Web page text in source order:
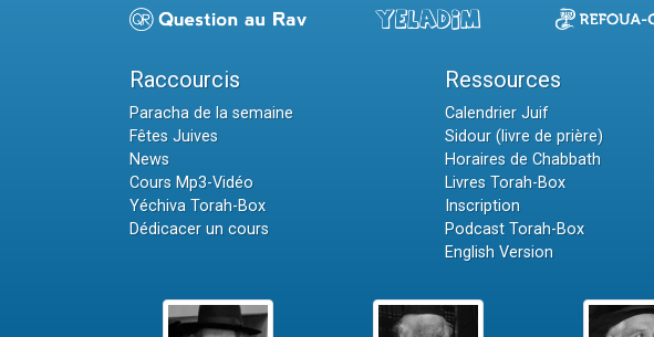
Raccourcis
Paracha de la semaine
Fêtes Juives
News
Cours Mp3-Vidéo
Yéchiva Torah-Box
Dédicacer un cours
Ressources
Calendrier Juif
Sidour (livre de prière)
Horaires de Chabbath
Livres Torah-Box
Inscription
Podcast Torah-Box
English Version